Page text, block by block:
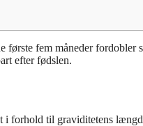
første fem måneder fordobler
efter fødslen.
i forhold til graviditetens